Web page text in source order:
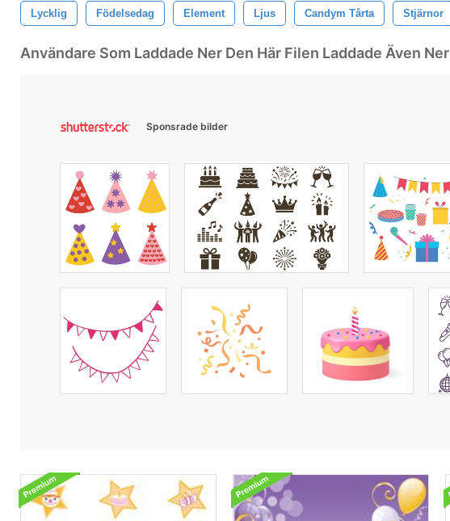
Lycklig Födelsedag Element Ljus Candym Tårta Stjärnor
Användare Som Laddade Ner Den Här Filen Laddade Även Ner
Sponsrade bilder